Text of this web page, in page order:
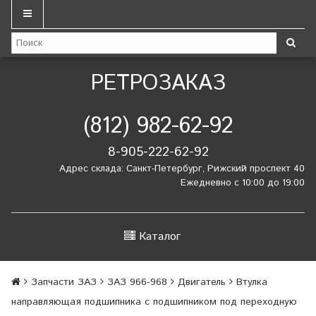
РЕТРОЗАКАЗ
(812) 982-62-92
8-905-222-62-92
Адрес склада: Санкт-Петербург, Рижский проспект 40
Ежедневно с 10:00 до 19:00
Каталог
Запчасти ЗАЗ ЗАЗ 966-968 Двигатель
Втулка
направляющая подшипника c подшипником под переходную